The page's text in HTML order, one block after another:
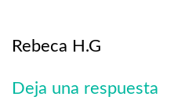
Rebeca H.G
Deja una respuesta